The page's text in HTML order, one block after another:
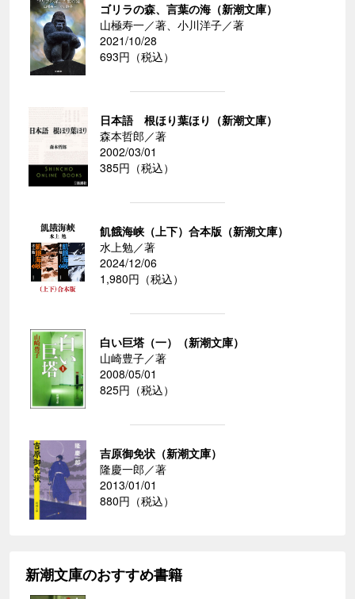
ゴリラの森、言葉の海（新潮文庫）
山極寿一／著、小川洋子／著
2021/10/28
693円（税込）
日本語 根ほり葉ほり（新潮文庫）
森本哲郎／著
2002/03/01
385円（税込）
飢餓海峡（上下）合本版（新潮文庫）
水上勉／著
2024/12/06
1,980円（税込）
白い巨塔（一）（新潮文庫）
山崎豊子／著
2008/05/01
825円（税込）
吉原御免状（新潮文庫）
隆慶一郎／著
2013/01/01
880円（税込）
新潮文庫のおすすめ書籍